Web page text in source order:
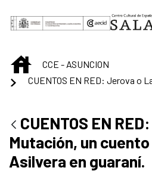
Saltar al contenido principal
INICIOCCE - ASUNCION
CUENTOS EN
Mutación, un
Asilvera en guaraní.